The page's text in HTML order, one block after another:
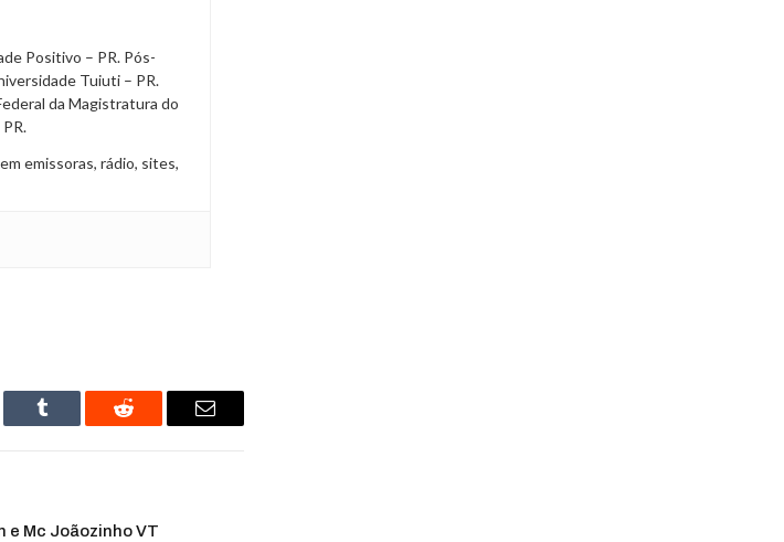
Positivo – PR. Pós-
Tuiuti – PR.
da Magistratura do
emissoras, rádio, sites,
Tumblr Reddit Email
e Mc Joãozinho VT